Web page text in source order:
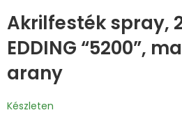
Akrilfesték spray,
EDDING “5200”,
arany
Készleten